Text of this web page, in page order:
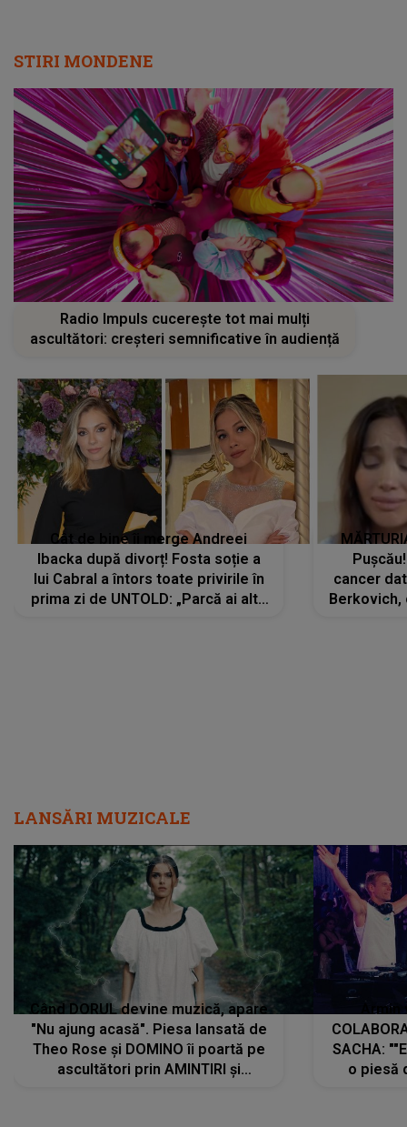
STIRI MONDENE
Radio Impuls cucerește tot mai mulți
ascultători: creșteri semnificative în audiență
Cât de bine îi merge Andreei
Ibacka după divorț! Fosta soție a
lui Cabral a întors toate privirile în
prima zi de UNTOLD: „Parcă ai altă
cancer
Berkovich,
LANSĂRI MUZICALE
Când DORUL devine muzică, apare
"Nu ajung acasă". Piesa lansată de
Theo Rose și DOMINO îi poartă pe
ascultători prin AMINTIRI și
SACHA:
o piesă